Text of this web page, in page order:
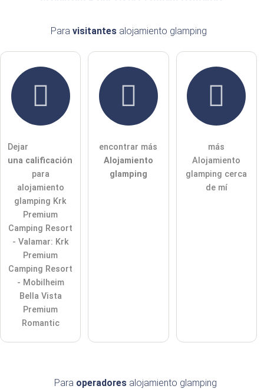
para todos los visitantes.
entrada alojamiento glamping.
Para visitantesalojamiento glamping
Dejar
una calificación
para
alojamiento
glamping Krk
Premium
Camping Resort
- Valamar: Krk
Premium
Camping Resort
- Mobilheim
Bella Vista
Premium
Romantic
encontrar más
Alojamiento
glamping
más
Alojamiento
glamping cerca
de mí
Para operadores alojamiento glamping